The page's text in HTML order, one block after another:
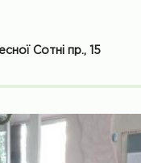
Сотні пр., 15